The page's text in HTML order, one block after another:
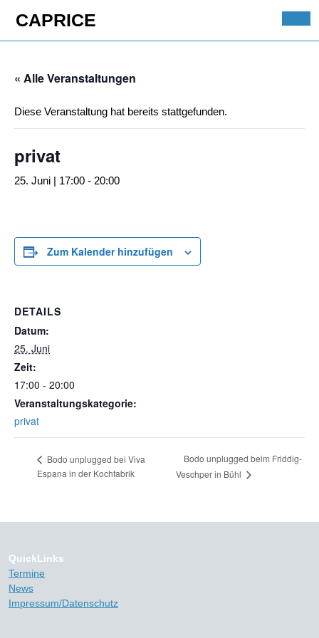
content
CAPRICE
« Alle Veranstaltungen
Diese Veranstaltung hat bereits stattgefunden.
privat
25. Juni | 17:00 - 20:00
Zum Kalender hinzufügen
DETAILS
Datum:
25. Juni
Zeit:
17:00 - 20:00
Veranstaltungskategorie:
privat
Bodo unplugged bei Viva
Espana in der Kochfabrik
Bodo unplugged beim Friddig-
Veschper in Bühl
QuickLinks
Termine
News
Impressum/Datenschutz